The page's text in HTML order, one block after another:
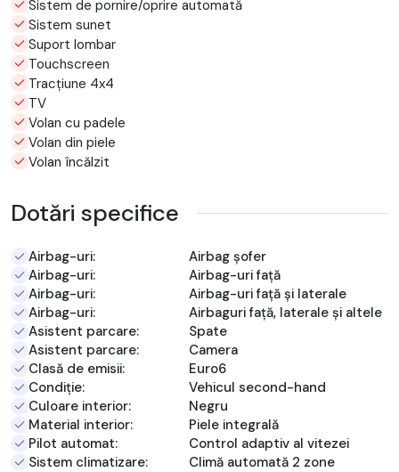
Sistem de pornire/oprire automată
Sistem sunet
Suport lombar
Touchscreen
Tracțiune 4x4
TV
Volan cu padele
Volan din piele
Volan încălzit
Dotări specifice
Airbag-uri:
Airbag șofer
Airbag-uri:
Airbag-uri față
Airbag-uri:
Airbag-uri față și laterale
Airbag-uri:
Airbaguri față, laterale și altele
Asistent parcare:
Spate
Asistent parcare:
Camera
Clasă de emisii:
Euro6
Condiție:
Vehicul second-hand
Culoare interior:
Negru
Material interior:
Piele integrală
Pilot automat:
Control adaptiv al vitezei
Sistem climatizare:
Climă automată 2 zone